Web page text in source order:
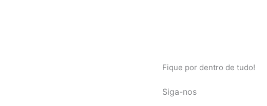
Fique por dentro de tudo!
Siga-nos